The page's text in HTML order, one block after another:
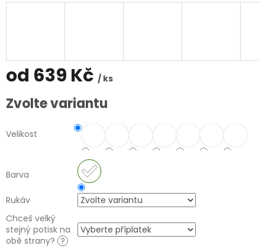
od 639 Kč / ks
Měrná
cena:
Zvolte variantu
Velikost
Barva
Rukáv
Chceš velký
stejný potisk na
obě strany? ?